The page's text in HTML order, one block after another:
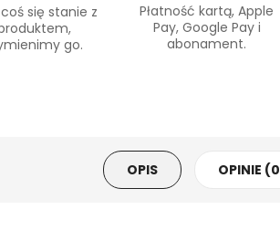
się stanie z
go.
Płatność kartą, Apple
Pay, Google Pay i
abonament.
OPIS OPINIE